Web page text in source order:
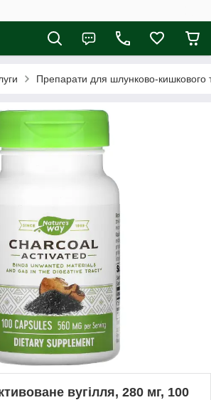
Препарати для шлунково-кишкового
вугілля, 280 мг, 100